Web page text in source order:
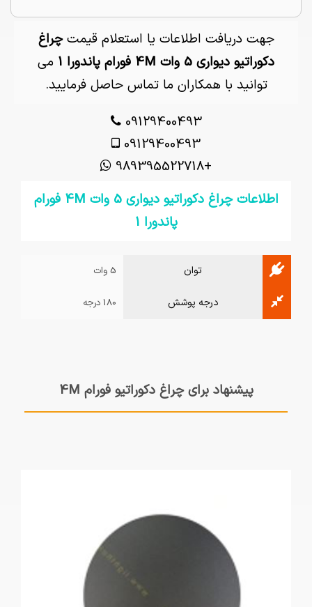
جهت دریافت اطلاعات یا استعلام قیمتچراغ
دکوراتیو دیواری 5 وات 4M فورام پاندورا 1
می
توانید با همکاران ما تماس حاصل فرمایید.
09129400493
09129400493
+989395522718
اطلاعات چراغ دکوراتیو دیواری 5 وات 4M فورام
پاندورا 1
توان 5 وات
درجه پوشش 180 درجه
پیشنهاد برای چراغ دکوراتیو فورام 4M